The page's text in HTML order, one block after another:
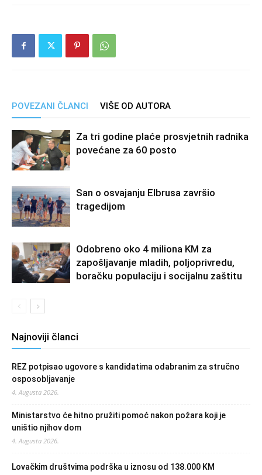
POVEZANI ČLANCI VIŠE OD AUTORA
Za tri godine plaće prosvjetnih radnika
povećane za 60 posto
San o osvajanju Elbrusa završio
tragedijom
Odobreno oko 4 miliona KM za
zapošljavanje mladih, poljoprivredu,
boračku populaciju i socijalnu zaštitu
Najnoviji članci
REZ potpisao ugovore s kandidatima odabranim za stručno
osposobljavanje
4. Augusta 2026.
Ministarstvo će hitno pružiti pomoć nakon požara koji je
uništio njihov dom
4. Augusta 2026.
Lovačkim društvima podrška u iznosu od 138.000 KM